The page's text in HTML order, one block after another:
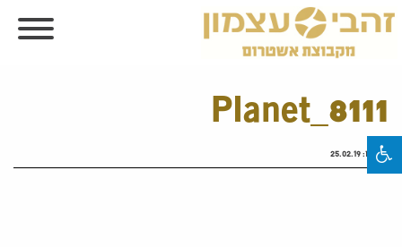
Planet_8111
פורסם:25.02.19